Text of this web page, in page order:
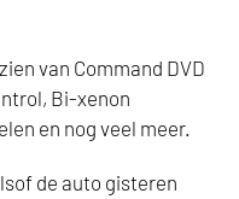
van Command DVD
Bi-xenon
en nog veel meer.
de auto gisteren